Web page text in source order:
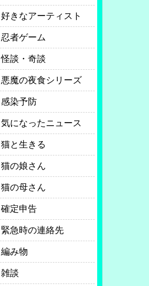
好きなアーティスト
忍者ゲーム
怪談・奇談
悪魔の夜食シリーズ
感染予防
気になったニュース
猫と生きる
猫の娘さん
猫の母さん
確定申告
緊急時の連絡先
編み物
雑談